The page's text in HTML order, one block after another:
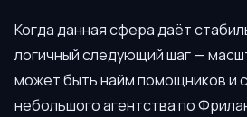
Когда данная сфера даёт
логичный следующий шаг —
может быть найм помощников и
небольшого агентства по